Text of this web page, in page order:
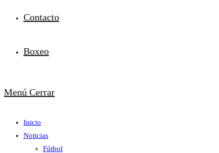
Contacto
Boxeo
Menú Cerrar
Inicio
Noticias
Fútbol